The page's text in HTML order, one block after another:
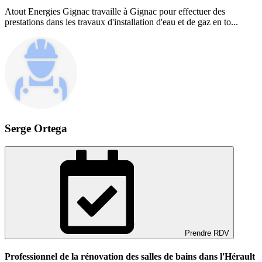
Atout Energies Gignac travaille à Gignac pour effectuer des
prestations dans les travaux d'installation d'eau et de gaz en to...
Serge Ortega
Prendre RDV
Professionnel de la rénovation des salles de bains dans l'Hérault